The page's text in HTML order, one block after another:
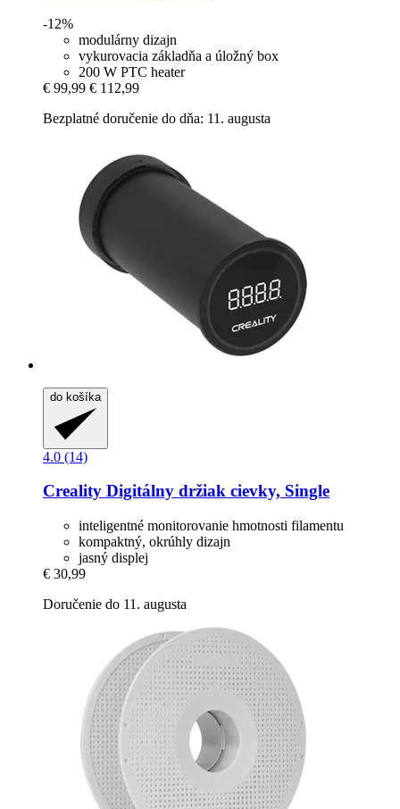
-12%
modulárny dizajn
vykurovacia základňa a úložný box
200 W PTC heater
€ 99,99 € 112,99
Bezplatné doručenie do dňa: 11. augusta
do košíka
4.0 (14)
Creality Digitálny držiak cievky, Single
inteligentné monitorovanie hmotnosti filamentu
kompaktný, okrúhly dizajn
jasný displej
€ 30,99
Doručenie do 11. augusta